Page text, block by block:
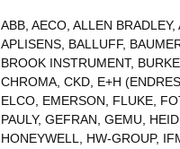
ABB AECO ALLEN BRADLEY,
APLISENS BALLUFF,
BROOK INSTRUMENT,
CHROMA CKD E+H
ELCO EMERSON FLUKE
PAULY, GEFRAN GEMU
HONEYWELL
HW-GROUP,